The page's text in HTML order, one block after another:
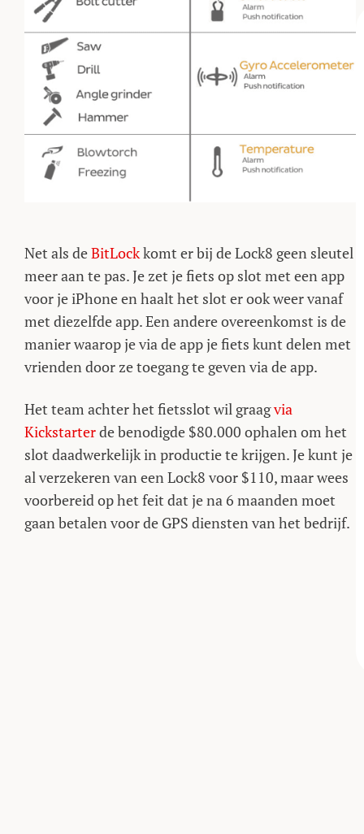
Net als deBitLockkomt er bij de Lock8 geen sleutel
meer aan te pas. Je zet je fiets op slot met een app
voor je iPhone en haalt het slot er ook weer vanaf
met diezelfde app. Een andere overeenkomst is de
manier waarop je via de app je fiets kunt delen met
vrienden door ze toegang te geven via de app.
Het team achter het fietsslot wil graagvia
Kickstarterde benodigde $80.000 ophalen om het
slot daadwerkelijk in productie te krijgen. Je kunt je
al verzekeren van een Lock8 voor $110, maar wees
voorbereid op het feit dat je na 6 maanden moet
gaan betalen voor de GPS diensten van het bedrijf.